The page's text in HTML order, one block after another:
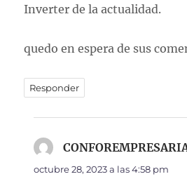
Inverter de la actualidad.
quedo en espera de sus
Responder
octubre 28, 2023 a las 4:58 pm